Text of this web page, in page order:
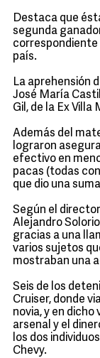
Destaca que
segunda
correspondiente
país.
La aprehensión
José María
Gil, de la Ex Villa
Además del
lograron
efectivo en
pacas (todas
que dio una
Según el
Alejandro
gracias a una
varios sujetos
mostraban una
Seis de los
Cruiser, donde
novia, y en
arsenal y el
los dos
Chevy.